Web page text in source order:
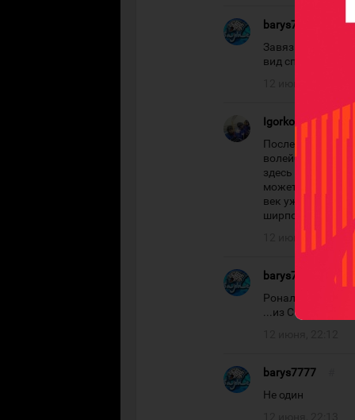
barys7777
Завязывай....
вид спорта ...
Igorkop2012
После хоккея,
волейбол и
здесь творцы
может быть
век уже не
ширпотреб.
12 июня, 22:08
barys7777 #
Рональдиньо.
...из СССР
barys7777
Не один